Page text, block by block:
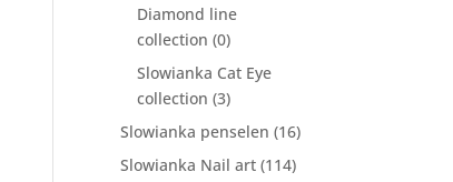
Diamond line
collection (0)
Slowianka Cat Eye
collection (3)
Slowianka penselen (16)
Slowianka Nail art (114)